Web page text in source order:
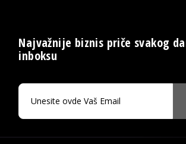
Najvažnije biznis priče svakog
inboksu